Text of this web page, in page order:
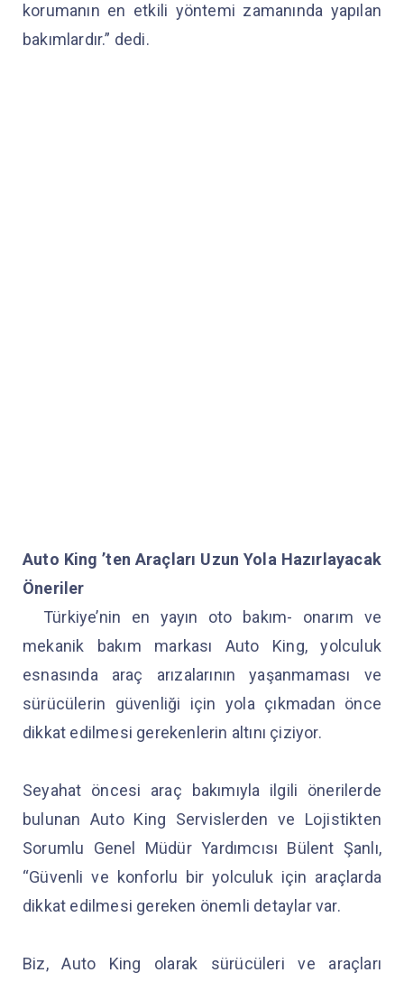
korumanın en etkili yöntemi zamanında yapılan
bakımlardır.” dedi.
Auto King ’ten Araçları Uzun Yola Hazırlayacak
Öneriler
Türkiye’nin en yayın oto bakım- onarım ve
mekanik bakım markası Auto King, yolculuk
esnasında araç arızalarının yaşanmaması ve
sürücülerin güvenliği için yola çıkmadan önce
dikkat edilmesi gerekenlerin altını çiziyor.
Seyahat öncesi araç bakımıyla ilgili önerilerde
bulunan Auto King Servislerden ve Lojistikten
Sorumlu Genel Müdür Yardımcısı Bülent Şanlı,
“Güvenli ve konforlu bir yolculuk için araçlarda
dikkat edilmesi gereken önemli detaylar var.
Biz, Auto King olarak sürücüleri ve araçları